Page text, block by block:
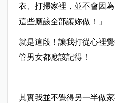
衣、打掃家裡，並不會因
這些應該全部讓妳做！」
就是這段！讓我打從心裡
管男女都應該記得！
其實我並不覺得另一半做